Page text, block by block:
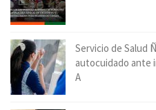
Servicio de Salud
autocuidado ante
A